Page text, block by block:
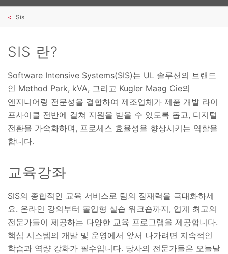
Sis
SIS 란?
Software Intensive Systems(SIS)는 UL 솔루션의 브랜드
인 Method Park, kVA, 그리고 Kugler Maag Cie의
엔지니어링 전문성을 결합하여 제조업체가 제품 개발 라이
프사이클 전반에 걸쳐 지원을 받을 수 있도록 돕고, 디지털
전환을 가속화하며, 프로세스 효율성을 향상시키는 역할을
합니다.
교육강좌
SIS의 종합적인 교육 서비스로 팀의 잠재력을 극대화하세
요. 온라인 강의부터 몰입형 실습 워크숍까지, 업계 최고의
전문가들이 제공하는 다양한 교육 프로그램을 제공합니다.
핵심 시스템의 개발 및 운영에서 앞서 나가려면 지속적인
학습과 역량 강화가 필수입니다. 당사의 전문가들은 오늘날